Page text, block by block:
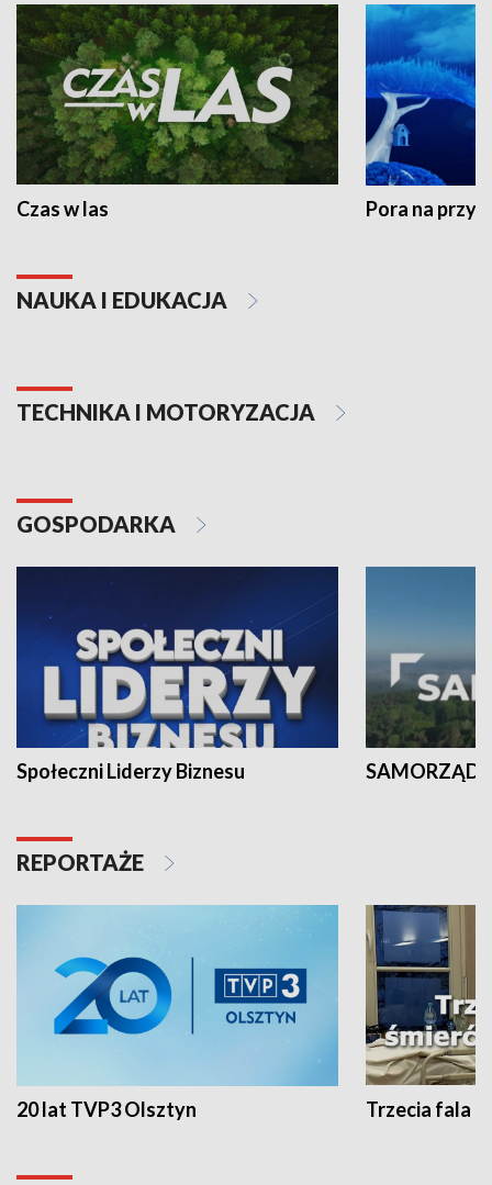
Czas w las Pora na
NAUKA I EDUKACJA
TECHNIKA I MOTORYZACJA
GOSPODARKA
Społeczni Liderzy Biznesu SAMORZĄD
REPORTAŻE
20 lat TVP3 Olsztyn Trzecia fala -